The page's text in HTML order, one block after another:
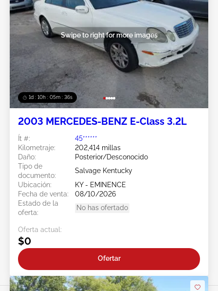
1d : 10h : 05m : 34s
Swipe to right for more images
2003 MERCEDES-BENZ E-Class 3.2L
Ít #:
45******
Kilometraje:
202,414 millas
Daño:
Posterior/Desconocido
Tipo de
documento:
Salvage Kentucky
Ubicación:
KY - EMINENCE
Fecha de venta:
08/10/2026
Estado de la
oferta:
No has ofertado
Oferta actual:
$0
Ofertar